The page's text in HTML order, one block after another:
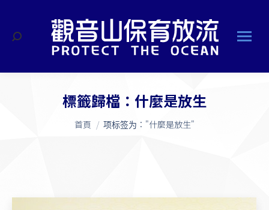
搜
標籤歸檔： 什麼是放生
您在這裡：
首頁 项标签为："什麼是放生"